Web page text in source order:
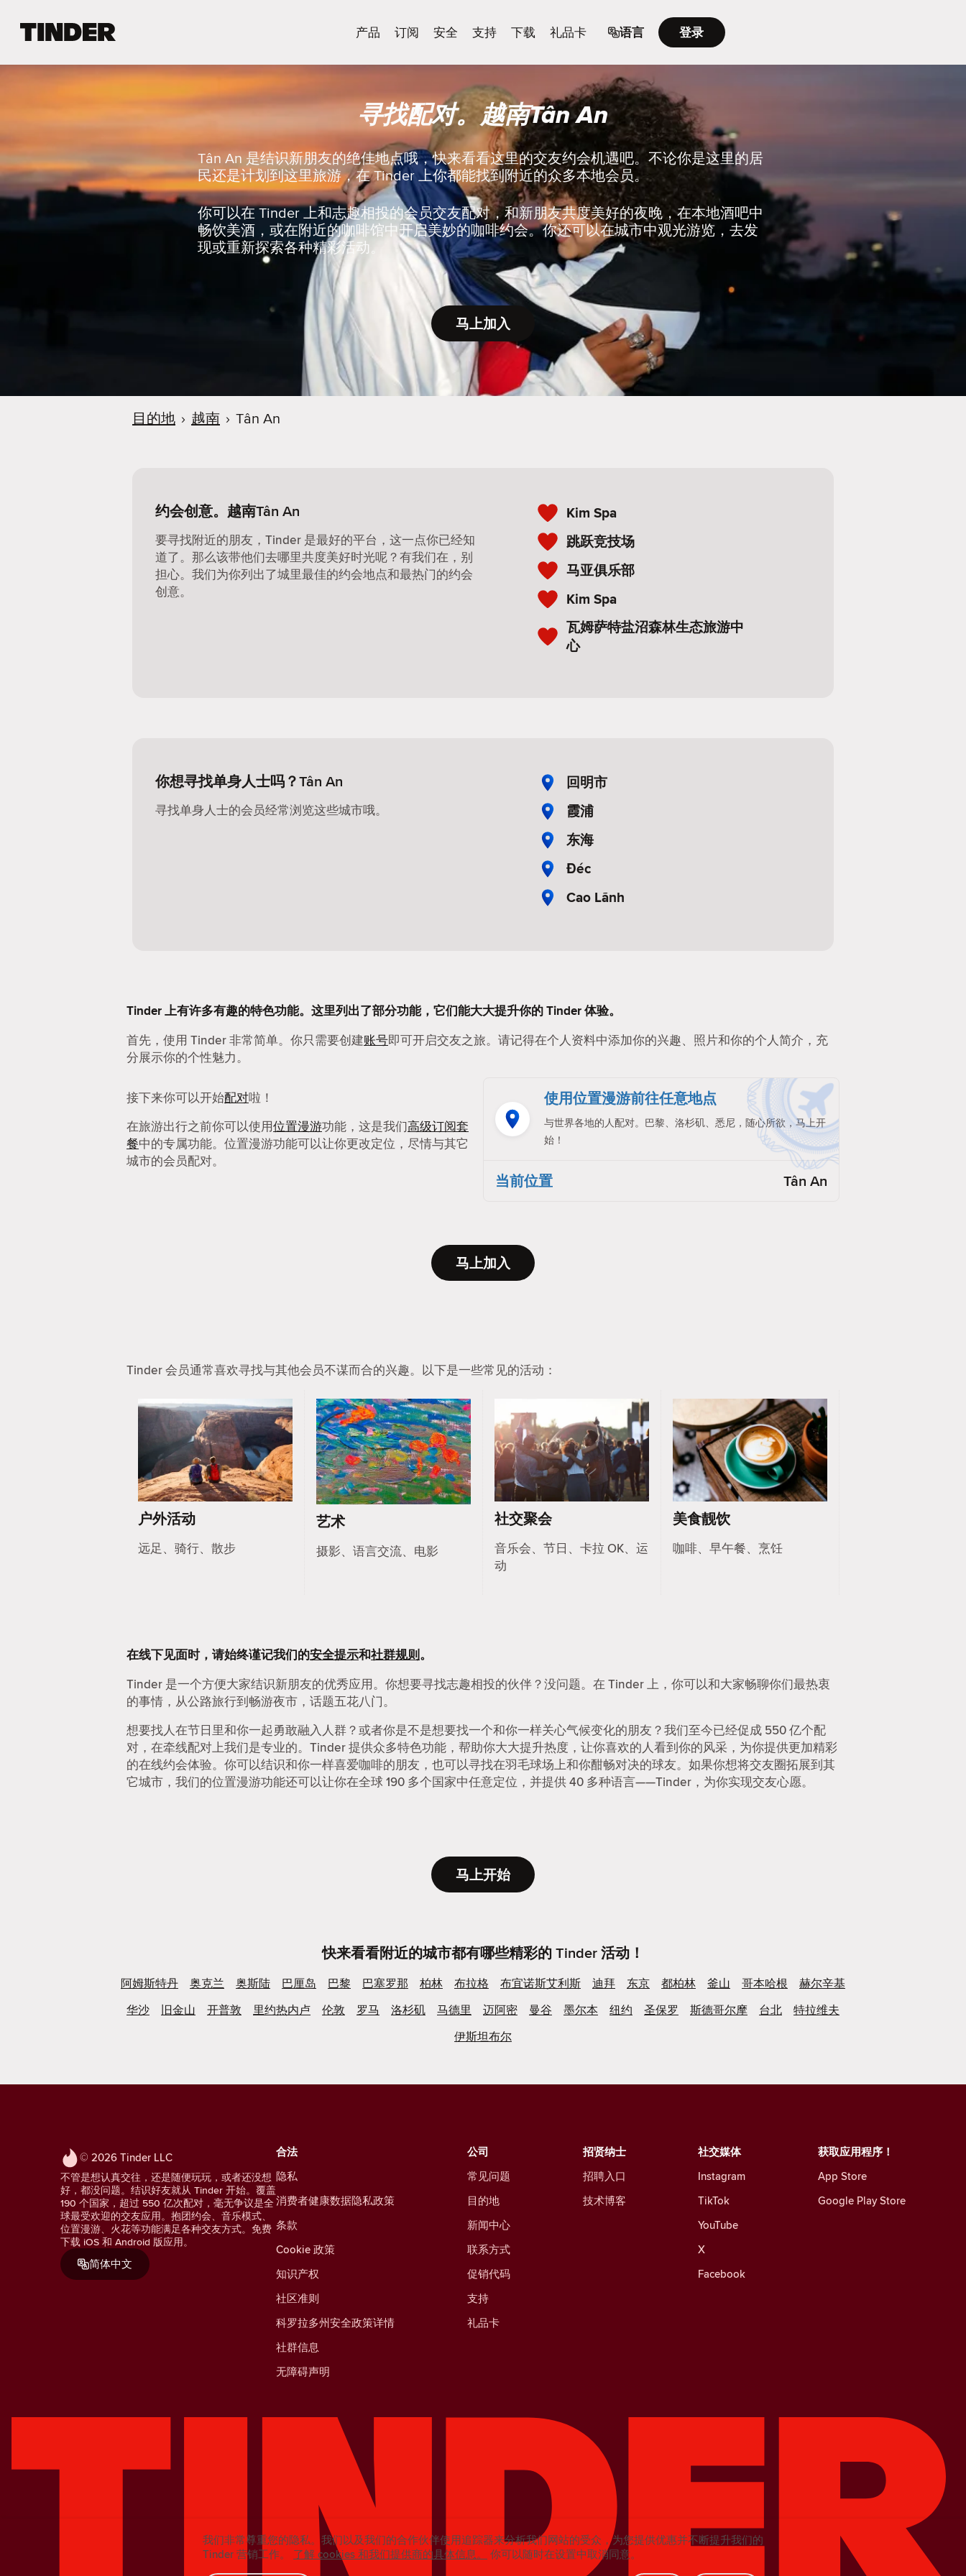
d
产品 订阅 安全 支持 下载 礼品卡 语言 登录
寻找配对。越南Tân An
Tân An 是结识新朋友的绝佳地点哦，快来看看这里的交友约会机遇吧。不论你是这里的居
民还是计划到这里旅游，在 Tinder 上你都能找到附近的众多本地会员。
你可以在 Tinder 上和志趣相投的会员交友配对，和新朋友共度美好的夜晚，在本地酒吧中
畅饮美酒，或在附近的咖啡馆中开启美妙的咖啡约会。你还可以在城市中观光游览，去发
现或重新探索各种精彩活动。
马上加入
目的地 › 越南 › Tân An
约会创意。越南Tân An
要寻找附近的朋友，Tinder 是最好的平台，这一点你已经知
道了。那么该带他们去哪里共度美好时光呢？有我们在，别
担心。我们为你列出了城里最佳的约会地点和最热门的约会
创意。
Kim Spa
跳跃竞技场
马亚俱乐部
Kim Spa
瓦姆萨特盐沼森林生态旅游中
心
你想寻找单身人士吗？Tân An
寻找单身人士的会员经常浏览这些城市哦。
回明市
霞浦
东海
Đéc
Cao Lãnh
Tinder 上有许多有趣的特色功能。这里列出了部分功能，它们能大大提升你的 Tinder 体验。
首先，使用 Tinder 非常简单。你只需要创建账号即可开启交友之旅。请记得在个人资料中添加你的兴趣、照片和你的个人简介，充
分展示你的个性魅力。
接下来你可以开始配对啦！
在旅游出行之前你可以使用位置漫游功能，这是我们高级订阅套
餐中的专属功能。位置漫游功能可以让你更改定位，尽情与其它
城市的会员配对。
使用位置漫游前往任意地点
与世界各地的人配对。巴黎、洛杉矶、悉尼，随心所欲，马上开
始！
当前位置 Tân An
马上加入
Tinder 会员通常喜欢寻找与其他会员不谋而合的兴趣。以下是一些常见的活动：
户外活动
远足、骑行、散步
艺术
摄影、语言交流、电影
社交聚会
音乐会、节日、卡拉 OK、运
动
美食靓饮
咖啡、早午餐、烹饪
在线下见面时，请始终谨记我们的安全提示和社群规则。
Tinder 是一个方便大家结识新朋友的优秀应用。你想要寻找志趣相投的伙伴？没问题。在 Tinder 上，你可以和大家畅聊你们最热衷
的事情，从公路旅行到畅游夜市，话题五花八门。
想要找人在节日里和你一起勇敢融入人群？或者你是不是想要找一个和你一样关心气候变化的朋友？我们至今已经促成 550 亿个配
对，在牵线配对上我们是专业的。Tinder 提供众多特色功能，帮助你大大提升热度，让你喜欢的人看到你的风采，为你提供更加精彩
的在线约会体验。你可以结识和你一样喜爱咖啡的朋友，也可以寻找在羽毛球场上和你酣畅对决的球友。如果你想将交友圈拓展到其
它城市，我们的位置漫游功能还可以让你在全球 190 多个国家中任意定位，并提供 40 多种语言——Tinder，为你实现交友心愿。
马上开始
快来看看附近的城市都有哪些精彩的 Tinder 活动！
阿姆斯特丹 奥克兰 奥斯陆 巴厘岛 巴黎 巴塞罗那 柏林 布拉格 布宜诺斯艾利斯 迪拜 东京 都柏林 釜山 哥本哈根
赫尔辛基
华沙
旧金山 开普敦 里约热内卢 伦敦 罗马 洛杉矶 马德里 迈阿密 曼谷 墨尔本 纽约 圣保罗 斯德哥尔摩 台北
特拉维夫
伊斯坦布尔
© 2026 Tinder LLC
不管是想认真交往，还是随便玩玩，或者还没想
好，都没问题。结识好友就从 Tinder 开始。覆盖
190 个国家，超过 550 亿次配对，毫无争议是全
球最受欢迎的交友应用。抱团约会、音乐模式、
位置漫游、火花等功能满足各种交友方式。免费
下载 iOS 和 Android 版应用。
简体中文
社交媒体
Instagram
TikTok
YouTube
X
Facebook
合法
隐私
消费者健康数据隐私政策
条款
Cookie 政策
知识产权
社区准则
科罗拉多州安全政策详情
社群信息
无障碍声明
招贤纳士
招聘入口
技术博客
公司
常见问题
目的地
新闻中心
联系方式
促销代码
支持
礼品卡
获取应用程序！
App Store
Google Play Store
我们非常尊重您的隐私。我们以及我们的合作伙伴使用追踪器来分析我们网站的受众，为您提供优惠并不断提升我们的
Tinder 营销工作。
了解 cookies 和我们提供商的具体信息。 你可以随时在设置中取消同意。